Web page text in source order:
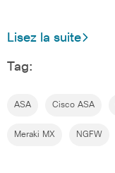
Lisez la suite
Tag:
ASA Cisco ASA
Meraki MX NGFW